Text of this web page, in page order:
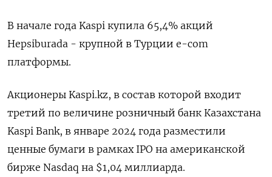
В ​начале ‌года Kaspi купила 65,4% ​акций
Hepsiburada - крупной в Турции e-com
платформы.
Акционеры Kaspi.kz, в состав которой входит
третий по величине розничный банк Казахстана ​
Kaspi Bank, ⁠в январе 2024 года разместили
ценные ‌бумаги в рамках ‌IPO на американской
бирже Nasdaq ​на $1,04 миллиарда.